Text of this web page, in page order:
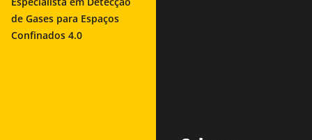
de Gases para Espaços
Confinados 4.0